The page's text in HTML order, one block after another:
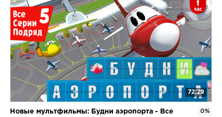
72:29
Новые мультфильмы: Будни аэропорта - Все
0%